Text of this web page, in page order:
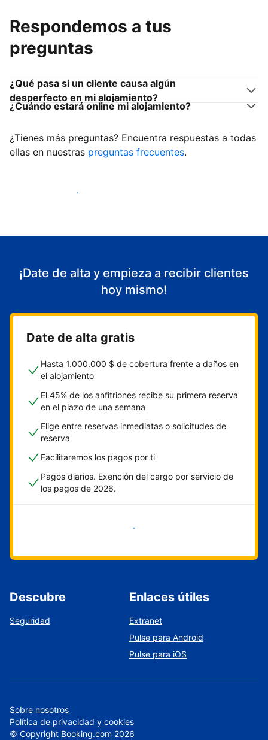
Respondemos a tus
preguntas
¿Qué pasa si un cliente causa algún
desperfecto en mi alojamiento?
¿Cuándo estará online mi alojamiento?
¿Tienes más preguntas? Encuentra respuestas a todas
ellas en nuestras preguntas frecuentes.
Empieza a recibir clientes
¡Date de alta y empieza a recibir clientes
hoy mismo!
Date de alta gratis
Hasta 1.000.000 $ de cobertura frente a daños en
el alojamiento
El 45% de los anfitriones recibe su primera reserva
en el plazo de una semana
Elige entre reservas inmediatas o solicitudes de
reserva
Facilitaremos los pagos por ti
Pagos diarios. Exención del cargo por servicio de
los pagos de 2026.
Empieza ahora
Descubre
Seguridad
Enlaces útiles
Extranet
Pulse para Android
Pulse para iOS
Sobre nosotros
Política de privacidad y cookies
© Copyright Booking.com 2026